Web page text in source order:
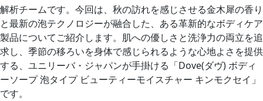
解析チームです。今回は、秋の訪れを感じさせる金木犀の香り
と最新の泡テクノロジーが融合した、ある革新的なボディケア
製品についてご紹介します。肌への優しさと洗浄力の両立を追
求し、季節の移ろいを身体で感じられるような心地よさを提供
する、ユニリーバ・ジャパンが手掛ける「Dove(ダヴ) ボディ
ーソープ 泡タイプ ビューティーモイスチャー キンモクセイ」
です。